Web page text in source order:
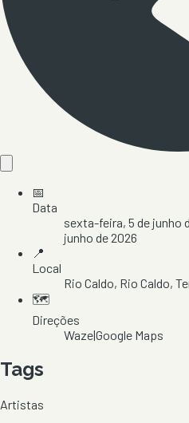
📅
Data
sexta-feira, 5 de junho
junho de 2026
📍
Local
Rio Caldo, Rio Caldo,
🗺️
Direções
Waze|Google Maps
Tags
Artistas